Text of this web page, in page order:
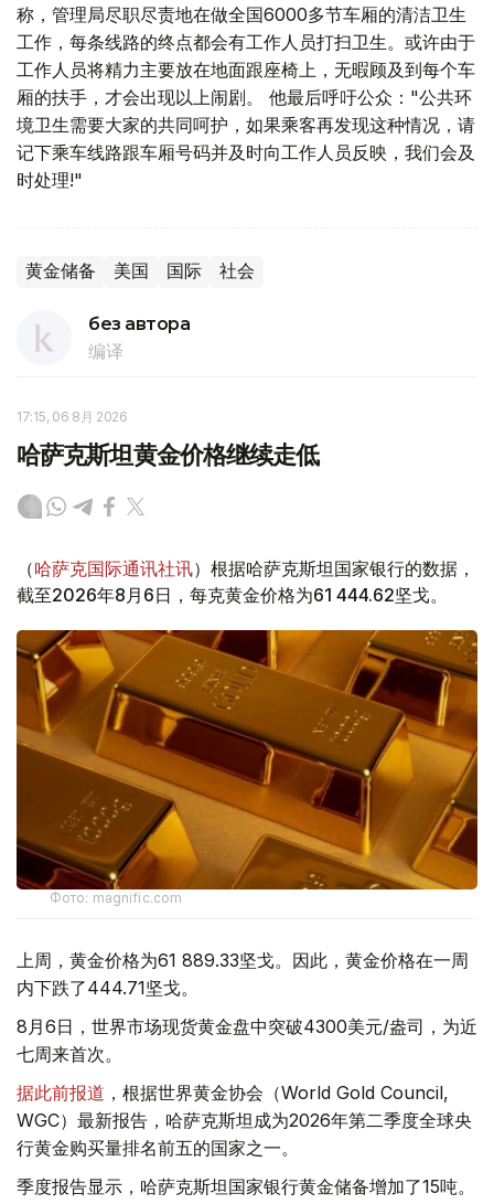
称，管理局尽职尽责地在做全国6000多节车厢的清洁卫生
工作，每条线路的终点都会有工作人员打扫卫生。或许由于
工作人员将精力主要放在地面跟座椅上，无暇顾及到每个车
厢的扶手，才会出现以上闹剧。 他最后呼吁公众："公共环
境卫生需要大家的共同呵护，如果乘客再发现这种情况，请
记下乘车线路跟车厢号码并及时向工作人员反映，我们会及
时处理!"
黄金储备 美国 国际 社会
без автора
编译
17:15, 06 8月 2026
哈萨克斯坦黄金价格继续走低
（哈萨克国际通讯社讯）根据哈萨克斯坦国家银行的数据，
截至2026年8月6日，每克黄金价格为61 444.62坚戈。
Фото: magnific.com
上周，黄金价格为61 889.33坚戈。因此，黄金价格在一周
内下跌了444.71坚戈。
8月6日，世界市场现货黄金盘中突破4300美元/盎司，为近
七周来首次。
据此前报道 ，根据世界黄金协会（World Gold Council,
WGC）最新报告，哈萨克斯坦成为2026年第二季度全球央
行黄金购买量排名前五的国家之一。
季度报告显示，哈萨克斯坦国家银行黄金储备增加了15吨。